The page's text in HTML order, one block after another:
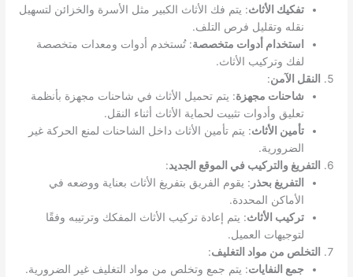
تفكيك الأثاث: يتم فك الأثاث الكبير مثل الأسرة والخزائن لتسهيل
نقله وتقليل فرص التلف.
استخدام أدوات متخصصة: تُستخدم أدوات ومعدات متخصصة
لفك وتركيب الأثاث.
النقل الآمن:
شاحنات مجهزة: يتم تحميل الأثاث في شاحنات مجهزة بأنظمة
تعليق وأدوات تثبيت لحماية الأثاث أثناء النقل.
تأمين الأثاث: يتم تأمين الأثاث داخل الشاحنات لمنع الحركة غير
الضرورية.
التفريغ والتركيب في الموقع الجديد:
التفريغ بحذر : يقوم الفريق بتفريغ الأثاث بعناية ووضعه في
الأماكن المحددة.
تركيب الأثاث: يتم إعادة تركيب الأثاث المفكك وترتيبه وفقًا
لتوجيهات العميل.
التخلص من مواد التغليف:
جمع النفايات: يتم جمع وتخلص من مواد التغليف غير الضرورية.